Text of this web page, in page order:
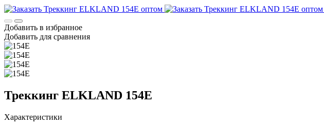
Добавить в избранное
Добавить для сравнения
Треккинг ELKLAND 154E
Характеристики